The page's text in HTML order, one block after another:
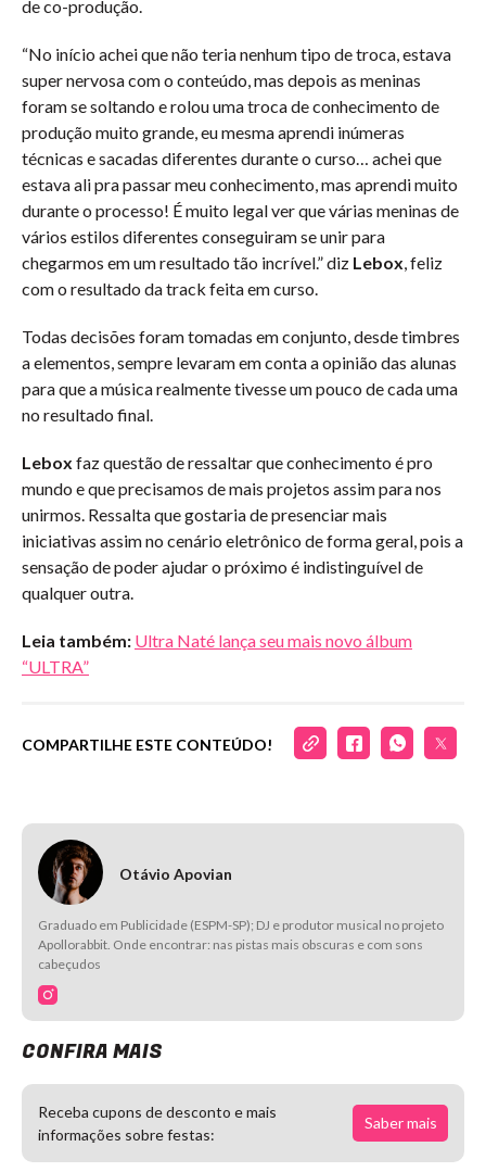
de co-produção.
“No início achei que não teria nenhum tipo de troca, estava
super nervosa com o conteúdo, mas depois as meninas
foram se soltando e rolou uma troca de conhecimento de
produção muito grande, eu mesma aprendi inúmeras
técnicas e sacadas diferentes durante o curso… achei que
estava ali pra passar meu conhecimento, mas aprendi muito
durante o processo! É muito legal ver que várias meninas de
vários estilos diferentes conseguiram se unir para
chegarmos em um resultado tão incrível.” diz Lebox, feliz
com o resultado da track feita em curso.
Todas decisões foram tomadas em conjunto, desde timbres
a elementos, sempre levaram em conta a opinião das alunas
para que a música realmente tivesse um pouco de cada uma
no resultado final.
Lebox faz questão de ressaltar que conhecimento é pro
mundo e que precisamos de mais projetos assim para nos
unirmos. Ressalta que gostaria de presenciar mais
iniciativas assim no cenário eletrônico de forma geral, pois a
sensação de poder ajudar o próximo é indistinguível de
qualquer outra.
Leia também: Ultra Naté lança seu mais novo álbum
“ULTRA”
COMPARTILHE ESTE CONTEÚDO!
Otávio Apovian
Graduado em Publicidade (ESPM-SP); DJ e produtor musical no projeto
Apollorabbit. Onde encontrar: nas pistas mais obscuras e com sons
cabeçudos
CONFIRA MAIS
Receba cupons de desconto e mais
informações sobre festas:
Saber mais